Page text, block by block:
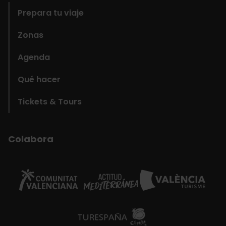
Prepara tu viaje
Zonas
Agenda
Qué hacer
Tickets & Tours
Colabora